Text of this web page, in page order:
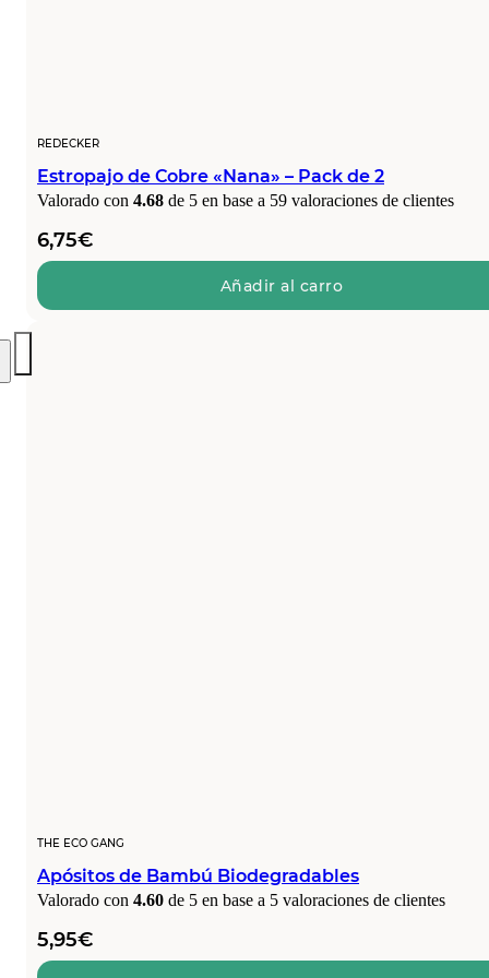
REDECKER
Estropajo de Cobre «Nana» – Pack de 2
Valorado con 4.68 de 5 en base a 59 valoraciones de clientes
6,75€
Añadir al carro
THE ECO GANG
Apósitos de Bambú Biodegradables
Valorado con 4.60 de 5 en base a 5 valoraciones de clientes
5,95€